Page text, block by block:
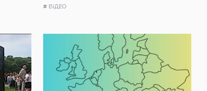
# ВІДЕО